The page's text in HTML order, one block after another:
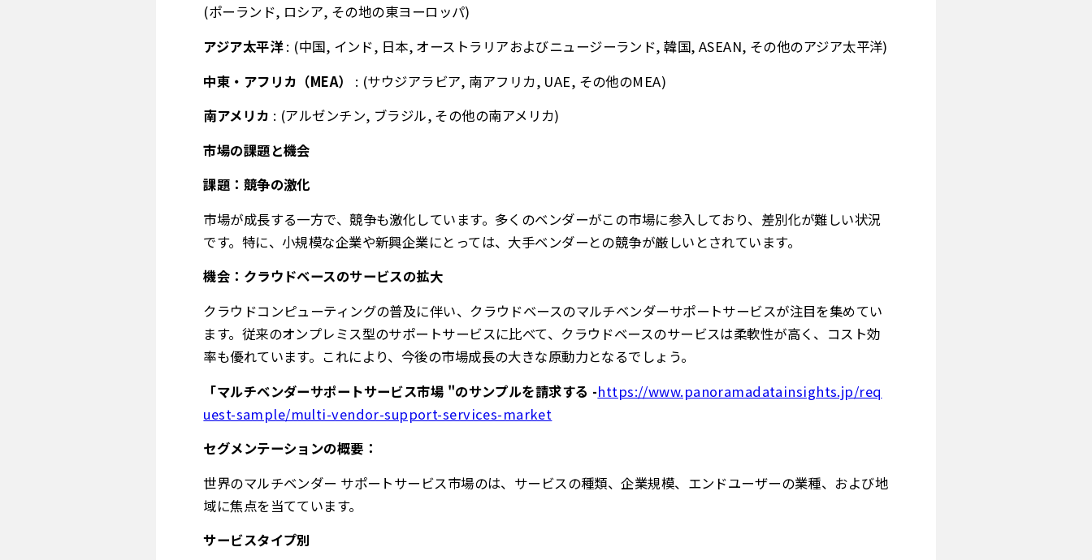
(ポーランド, ロシア, その地の東ヨーロッパ)
アジア太平洋: (中国, インド, 日本, オーストラリアおよびニュージーランド, 韓国, ASEAN, その他のアジア太平洋)
中東・アフリカ（MEA）
: (サウジアラビア, 南アフリカ, UAE, その他のMEA)
南アメリカ : (アルゼンチン, ブラジル, その他の南アメリカ)
市場の課題と機会
課題：競争の激化
市場が成長する一方で、競争も激化しています。多くのベンダーがこの市場に参入しており、差別化が難しい状況
です。特に、小規模な企業や新興企業にとっては、大手ベンダーとの競争が厳しいとされています。
機会：クラウドベースのサービスの拡大
クラウドコンピューティングの普及に伴い、クラウドベースのマルチベンダーサポートサービスが注目を集めてい
ます。従来のオンプレミス型のサポートサービスに比べて、クラウドベースのサービスは柔軟性が高く、コスト効
率も優れています。これにより、今後の市場成長の大きな原動力となるでしょう。
「マルチベンダーサポートサービス市場 "のサンプルを請求する -https://www.panoramadatainsights.jp/req
uest-sample/multi-vendor-support-services-market
セグメンテーションの概要：
世界のマルチベンダー サポートサービス市場のは、サービスの種類、企業規模、エンドユーザーの業種、および地
域に焦点を当てています。
サービスタイプ別